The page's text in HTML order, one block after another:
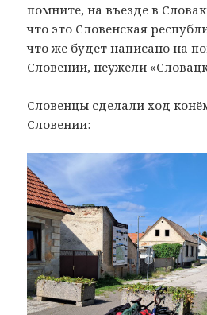
помните, на въезде в
что это Словенская
что же будет написано на
Словении, неужели
Словенцы сделали ход
Словении: